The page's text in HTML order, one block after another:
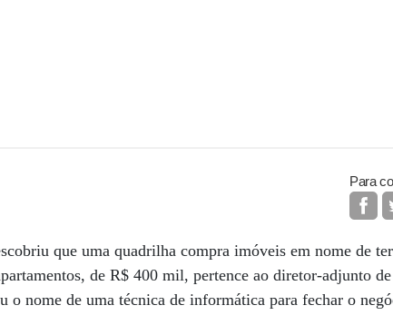
Para
que uma quadrilha compra imóveis em nome de
de R$ 400 mil, pertence ao diretor-adjunto
nome de uma técnica de informática para fechar o